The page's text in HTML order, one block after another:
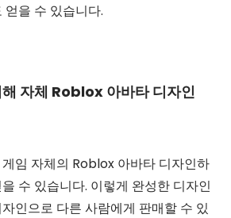
을 수 있습니다.
자체 Roblox 아바타 디자인
임 자체의 Roblox 아바타 디자인하
수 있습니다. 이렇게 완성한 디자인
인으로 다른 사람에게 판매할 수 있